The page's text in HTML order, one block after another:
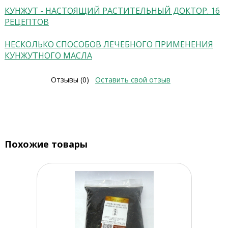
КУНЖУТ - НАСТОЯЩИЙ РАСТИТЕЛЬНЫЙ ДОКТОР. 16
РЕЦЕПТОВ
НЕСКОЛЬКО СПОСОБОВ ЛЕЧЕБНОГО ПРИМЕНЕНИЯ
КУНЖУТНОГО МАСЛА
Отзывы (0) Оставить свой отзыв
Похожие товары